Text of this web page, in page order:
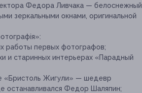
Федора Ливчака — белоснежный
зеркальными окнами, оригинальной
работы первых фотографов;
и старинных интерьерах «Парадный
«Бристоль Жигули» — шедевр
останавливался Федор Шаляпин;